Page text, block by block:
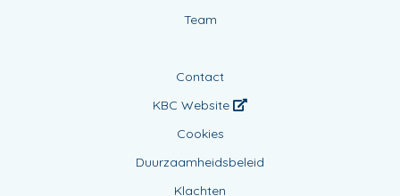
Team
Contact
KBC Website
Cookies
Duurzaamheidsbeleid
Klachten